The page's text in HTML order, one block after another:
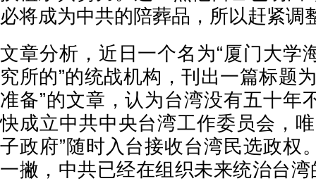
必将成为中共的陪葬品，所以赶紧调
文章分析，近日一个名为“厦门大学
究所的”的统战机构，刊出一篇标题
准备”的文章，认为台湾没有五十年
快成立中共中央台湾工作委员会，
子政府”随时入台接收台湾民选政权
一撇，中共已经在组织未来统治台湾